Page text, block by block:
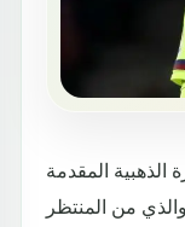
الذهبية المقدمة
فرانس فوتبول، لعام 2018، والذي من المنتظر